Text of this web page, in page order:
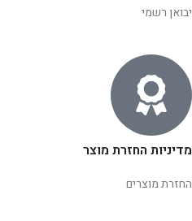
יבואן רשמי
מדיניות החזרת מוצר
החזרת מוצרים